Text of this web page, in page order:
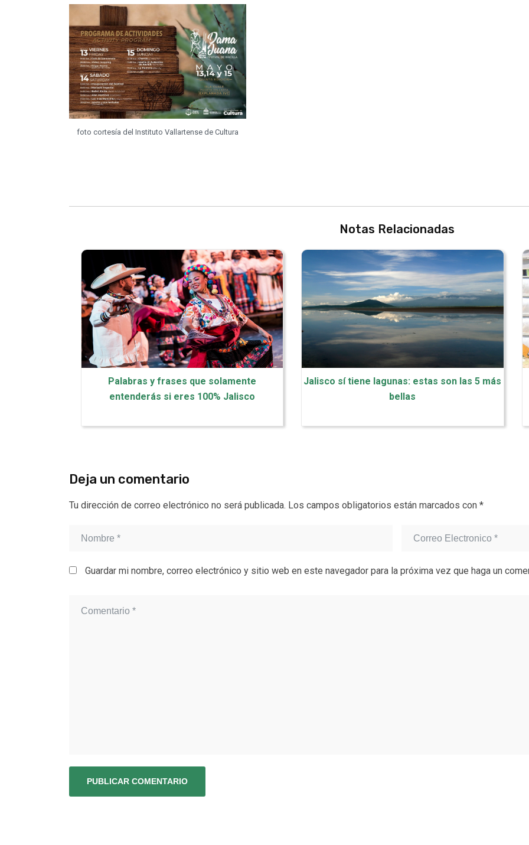
foto cortesía del Instituto Vallartense de Cultura
Notas Relacionadas
Palabras y frases que solamente
entenderás si eres 100% Jalisco
Jalisco sí tiene lagunas: estas son las 5 más
bellas
Deja un comentario
Tu dirección de correo electrónico no será publicada. Los campos obligatorios están marcados con *
Guardar mi nombre, correo electrónico y sitio web en este navegador para la próxima vez que haga un